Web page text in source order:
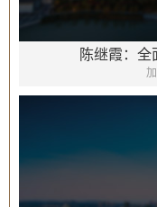
陈继霞：全